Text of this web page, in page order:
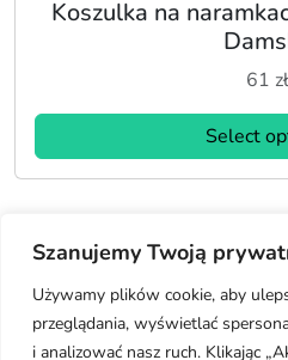
Szanujemy Twoją
Używamy plików cookie, aby
przeglądania, wyświetlać
i analizować nasz ruch. Klikając
Koszulka na
61 zł
Select
Regulamin Polityka